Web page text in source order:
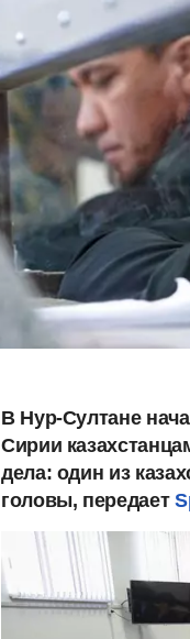
В Нур-Султане
Сирии
дела: один из
головы, передает